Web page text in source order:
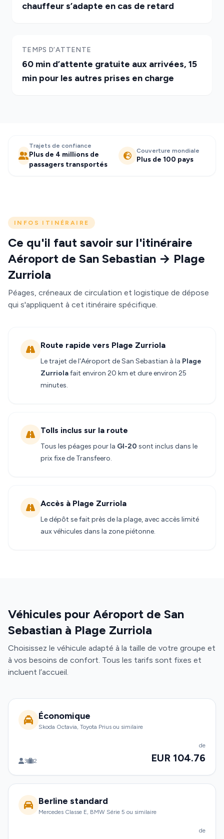
chauffeur s’adapte en cas de retard
TEMPS D’ATTENTE
60 min d’attente gratuite aux arrivées, 15
min pour les autres prises en charge
Trajets de confiance
Plus de 4 millions de
passagers transportés
Couverture mondiale
Plus de 100 pays
INFOS ITINÉRAIRE
Ce qu'il faut savoir sur l'itinéraire
Aéroport de San Sebastian → Plage
Zurriola
Péages, créneaux de circulation et logistique de dépose
qui s'appliquent à cet itinéraire spécifique.
Route rapide vers Plage Zurriola
Le trajet de l'Aéroport de San Sebastian à la Plage
Zurriolafait environ 20 km et dure environ 25
minutes.
Tolls inclus sur la route
Tous les péages pour la GI-20 sont inclus dans le
prix fixe de Transfeero.
Accès à Plage Zurriola
Le dépôt se fait près de la plage, avec accès limité
aux véhicules dans la zone piétonne.
Véhicules pour Aéroport de San
Sebastian à Plage Zurriola
Choisissez le véhicule adapté à la taille de votre groupe et
à vos besoins de confort. Tous les tarifs sont fixes et
incluent l’accueil.
Économique
Skoda Octavia, Toyota Prius ou similaire
3 2
de
EUR 104.76
Berline standard
Mercedes Classe E, BMW Série 5 ou similaire
de